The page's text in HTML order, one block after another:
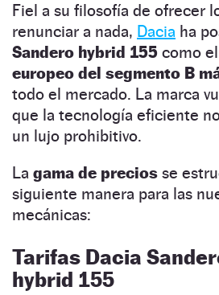
Fiel a su filosofía de ofrecer
renunciar a nada, Dacia ha
Sandero hybrid 155 como el
europeo del segmento B
todo el mercado. La marca
que la tecnología eficiente
un lujo prohibitivo.
La gama de precios se
siguiente manera para las
mecánicas:
Tarifas Dacia
hybrid 155